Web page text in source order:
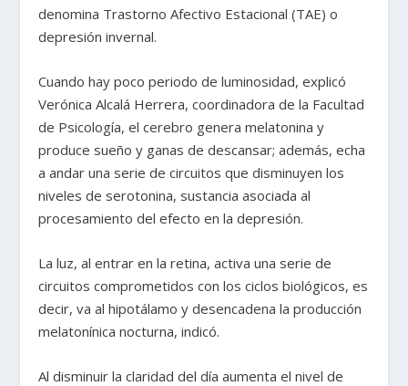
denomina Trastorno Afectivo Estacional (TAE) o
depresión invernal.
Cuando hay poco periodo de luminosidad, explicó
Verónica Alcalá Herrera, coordinadora de la Facultad
de Psicología, el cerebro genera melatonina y
produce sueño y ganas de descansar; además, echa
a andar una serie de circuitos que disminuyen los
niveles de serotonina, sustancia asociada al
procesamiento del efecto en la depresión.
La luz, al entrar en la retina, activa una serie de
circuitos comprometidos con los ciclos biológicos, es
decir, va al hipotálamo y desencadena la producción
melatonínica nocturna, indicó.
Al disminuir la claridad del día aumenta el nivel de